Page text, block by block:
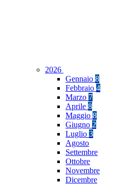
2026
Gennaio 8
Febbraio 4
Marzo 7
Aprile 8
Maggio 8
Giugno 2
Luglio 3
Agosto
Settembre
Ottobre
Novembre
Dicembre